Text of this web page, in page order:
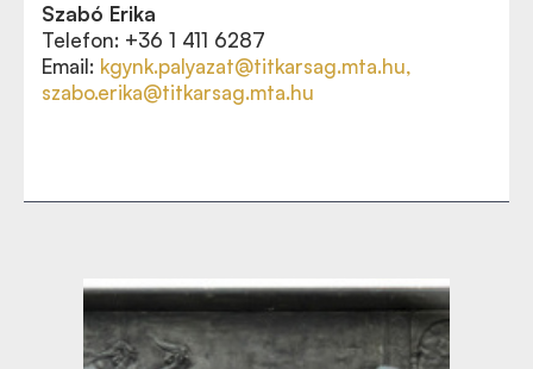
Szabó Erika
Telefon: +36 1 411 6287
Email: kgynk.palyazat@titkarsag.mta.hu,
szabo.erika@titkarsag.mta.hu